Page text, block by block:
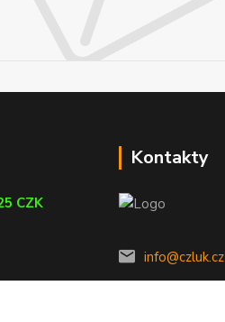
CZK
Kontakty
info@czluk.cz